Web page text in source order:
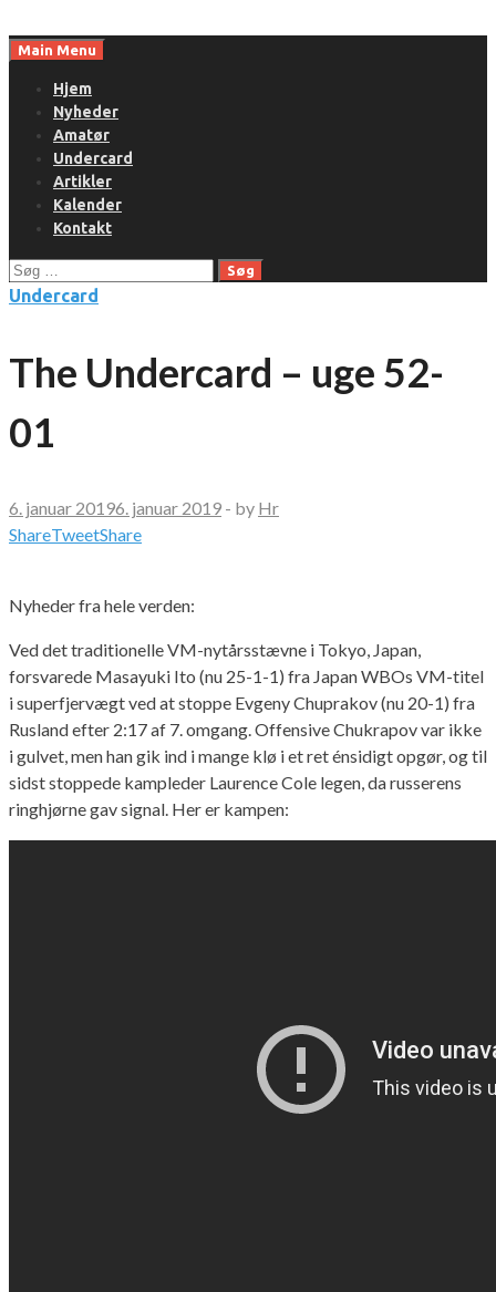
toMain Menu
Hjem
Nyheder
Amatør
Undercard
Artikler
Kalender
Kontakt
Søg
efter:
Undercard
The Undercard – uge 52-
01
6. januar 20196. januar 2019 - by Hr
ShareTweetShare
Nyheder fra hele verden:
Ved det traditionelle VM-nytårsstævne i Tokyo, Japan,
forsvarede Masayuki Ito (nu 25-1-1) fra Japan WBOs VM-titel
i superfjervægt ved at stoppe Evgeny Chuprakov (nu 20-1) fra
Rusland efter 2:17 af 7. omgang. Offensive Chukrapov var ikke
i gulvet, men han gik ind i mange klø i et ret énsidigt opgør, og til
sidst stoppede kampleder Laurence Cole legen, da russerens
ringhjørne gav signal. Her er kampen: